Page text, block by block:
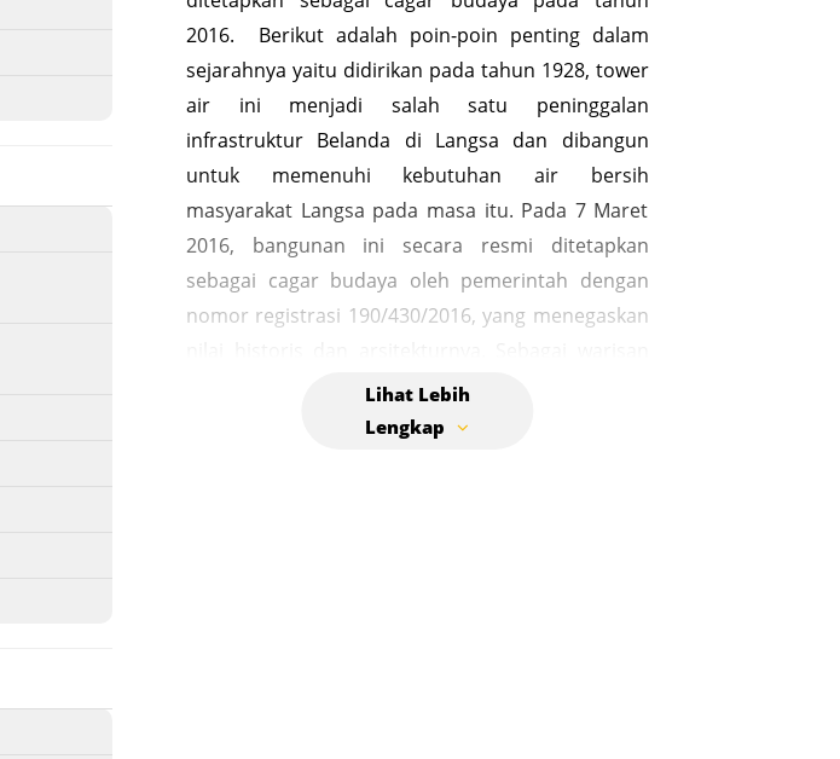
2016. Berikut adalah poin-poin penting dalam
sejarahnya yaitu didirikan pada tahun 1928, tower
air ini menjadi salah satu peninggalan
infrastruktur Belanda di Langsa dan dibangun
untuk memenuhi kebutuhan air bersih
masyarakat Langsa pada masa itu. Pada 7 Maret
2016, bangunan ini secara resmi ditetapkan
sebagai cagar budaya oleh pemerintah dengan
nomor registrasi 190/430/2016, yang menegaskan
budaya, tower air ini memiliki nilai historis,
arsitektur, dan ekologis yang unik, serta menjadi